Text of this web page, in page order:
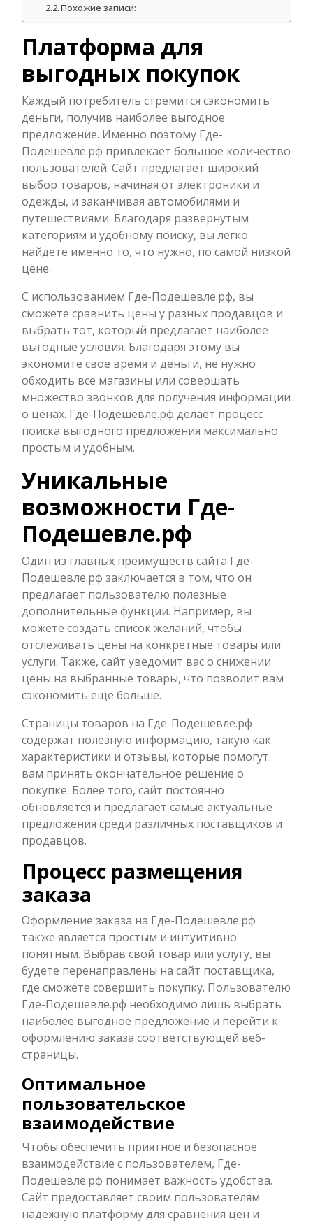
Похожие записи:
Платформа для
выгодных покупок
Каждый потребитель стремится сэкономить
деньги, получив наиболее выгодное
предложение. Именно поэтому Где-
Подешевле.рф привлекает большое количество
пользователей. Сайт предлагает широкий
выбор товаров, начиная от электроники и
одежды, и заканчивая автомобилями и
путешествиями. Благодаря развернутым
категориям и удобному поиску, вы легко
найдете именно то, что нужно, по самой низкой
цене.
С использованием Где-Подешевле.рф, вы
сможете сравнить цены у разных продавцов и
выбрать тот, который предлагает наиболее
выгодные условия. Благодаря этому вы
экономите свое время и деньги, не нужно
обходить все магазины или совершать
множество звонков для получения информации
о ценах. Где-Подешевле.рф делает процесс
поиска выгодного предложения максимально
простым и удобным.
Уникальные
возможности Где-
Подешевле.рф
Один из главных преимуществ сайта Где-
Подешевле.рф заключается в том, что он
предлагает пользователю полезные
дополнительные функции. Например, вы
можете создать список желаний, чтобы
отслеживать цены на конкретные товары или
услуги. Также, сайт уведомит вас о снижении
цены на выбранные товары, что позволит вам
сэкономить еще больше.
Страницы товаров на Где-Подешевле.рф
содержат полезную информацию, такую как
характеристики и отзывы, которые помогут
вам принять окончательное решение о
покупке. Более того, сайт постоянно
обновляется и предлагает самые актуальные
предложения среди различных поставщиков и
продавцов.
Процесс размещения
заказа
Оформление заказа на Где-Подешевле.рф
также является простым и интуитивно
понятным. Выбрав свой товар или услугу, вы
будете перенаправлены на сайт поставщика,
где сможете совершить покупку. Пользователю
Где-Подешевле.рф необходимо лишь выбрать
наиболее выгодное предложение и перейти к
оформлению заказа соответствующей веб-
страницы.
Оптимальное
пользовательское
взаимодействие
Чтобы обеспечить приятное и безопасное
взаимодействие с пользователем, Где-
Подешевле.рф понимает важность удобства.
Сайт предоставляет своим пользователям
надежную платформу для сравнения цен и